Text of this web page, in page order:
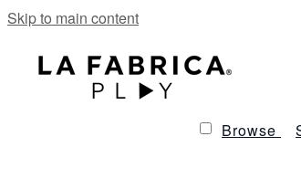
Skip to main content
Browse